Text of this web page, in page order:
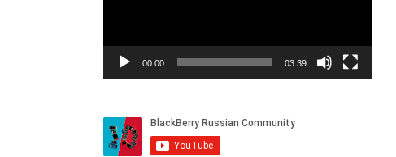
00:00 03:39